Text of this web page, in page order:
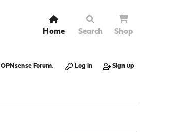
Home Search Shop
OPNsense Forum. Log in Sign up